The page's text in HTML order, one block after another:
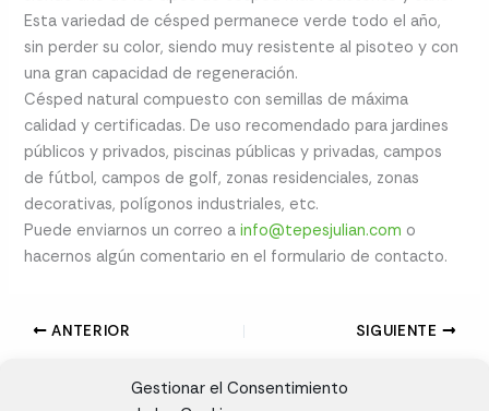
Gestionar el Consentimiento
Esta variedad de césped permanece verde todo el año,
sin perder su color, siendo muy resistente al pisoteo y con
una gran capacidad de regeneración.
Césped natural compuesto con semillas de máxima
calidad y certificadas. De uso recomendado para jardines
públicos y privados, piscinas públicas y privadas, campos
de fútbol, campos de golf, zonas residenciales, zonas
decorativas, polígonos industriales, etc.
Puede enviarnos un correo ainfo@tepesjulian.com o
hacernos algún comentario en el formulario de contacto.
ANTERIOR SIGUIENTE